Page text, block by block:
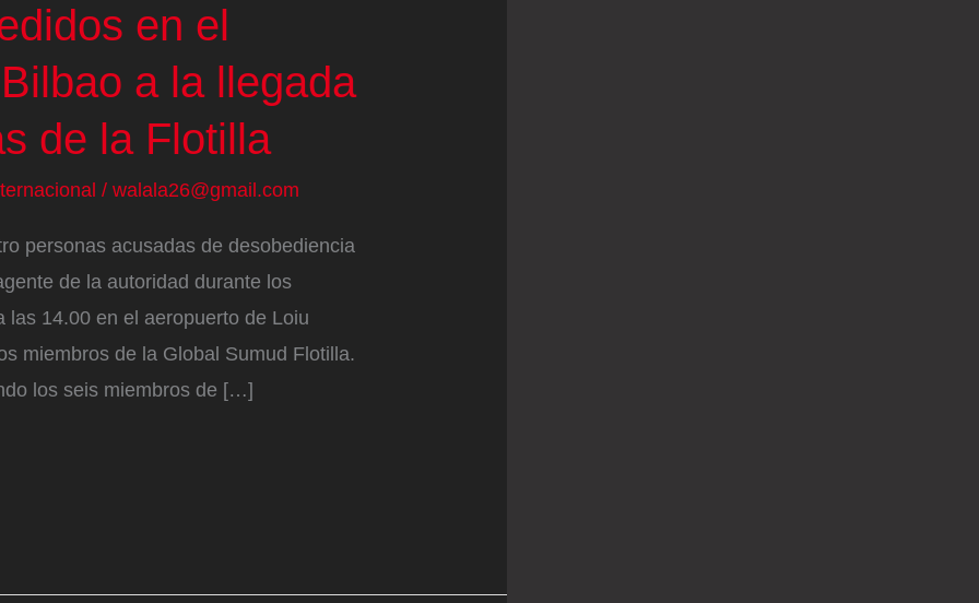
en el
a la llegada
de la Flotilla
/ walala26@gmail.com
personas acusadas de desobediencia
de la autoridad durante los
las 14.00 en el aeropuerto de Loiu
miembros de la Global Sumud Flotilla.
los seis miembros de […]